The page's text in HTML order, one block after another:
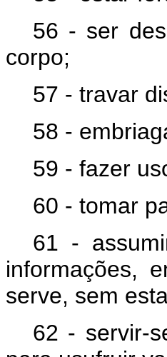
56 - ser
corpo;
57 - travar
58 -
59 - fazer
60 - tomar
61 -
informações,
serve, sem
62 - servir-